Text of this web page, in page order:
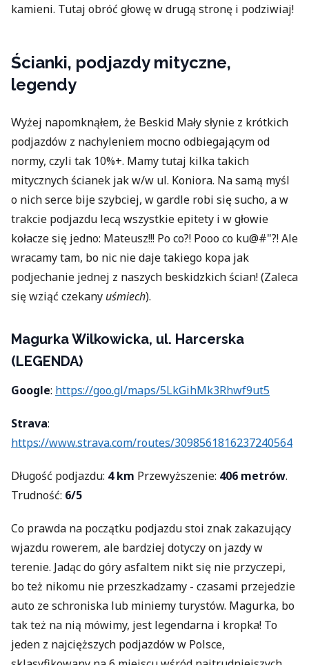
kamieni. Tutaj obróć głowę w drugą stronę i podziwiaj!
Ścianki, podjazdy mityczne,
legendy
Wyżej napomknąłem, że Beskid Mały słynie z krótkich
podjazdów z nachyleniem mocno odbiegającym od
normy, czyli tak 10%+. Mamy tutaj kilka takich
mitycznych ścianek jak w/w ul. Koniora. Na samą myśl
o nich serce bije szybciej, w gardle robi się sucho, a w
trakcie podjazdu lecą wszystkie epitety i w głowie
kołacze się jedno: Mateusz!!! Po co?! Pooo co ku@#"?! Ale
wracamy tam, bo nic nie daje takiego kopa jak
podjechanie jednej z naszych beskidzkich ścian! (Zaleca
się wziąć czekany uśmiech).
Magurka Wilkowicka, ul. Harcerska
(LEGENDA)
Google: https://goo.gl/maps/5LkGihMk3Rhwf9ut5
Strava:
https://www.strava.com/routes/3098561816237240564
Długość podjazdu: 4 km Przewyższenie: 406 metrów.
Trudność: 6/5
Co prawda na początku podjazdu stoi znak zakazujący
wjazdu rowerem, ale bardziej dotyczy on jazdy w
terenie. Jadąc do góry asfaltem nikt się nie przyczepi,
bo też nikomu nie przeszkadzamy - czasami przejedzie
auto ze schroniska lub miniemy turystów. Magurka, bo
tak też na nią mówimy, jest legendarna i kropka! To
jeden z najcięższych podjazdów w Polsce,